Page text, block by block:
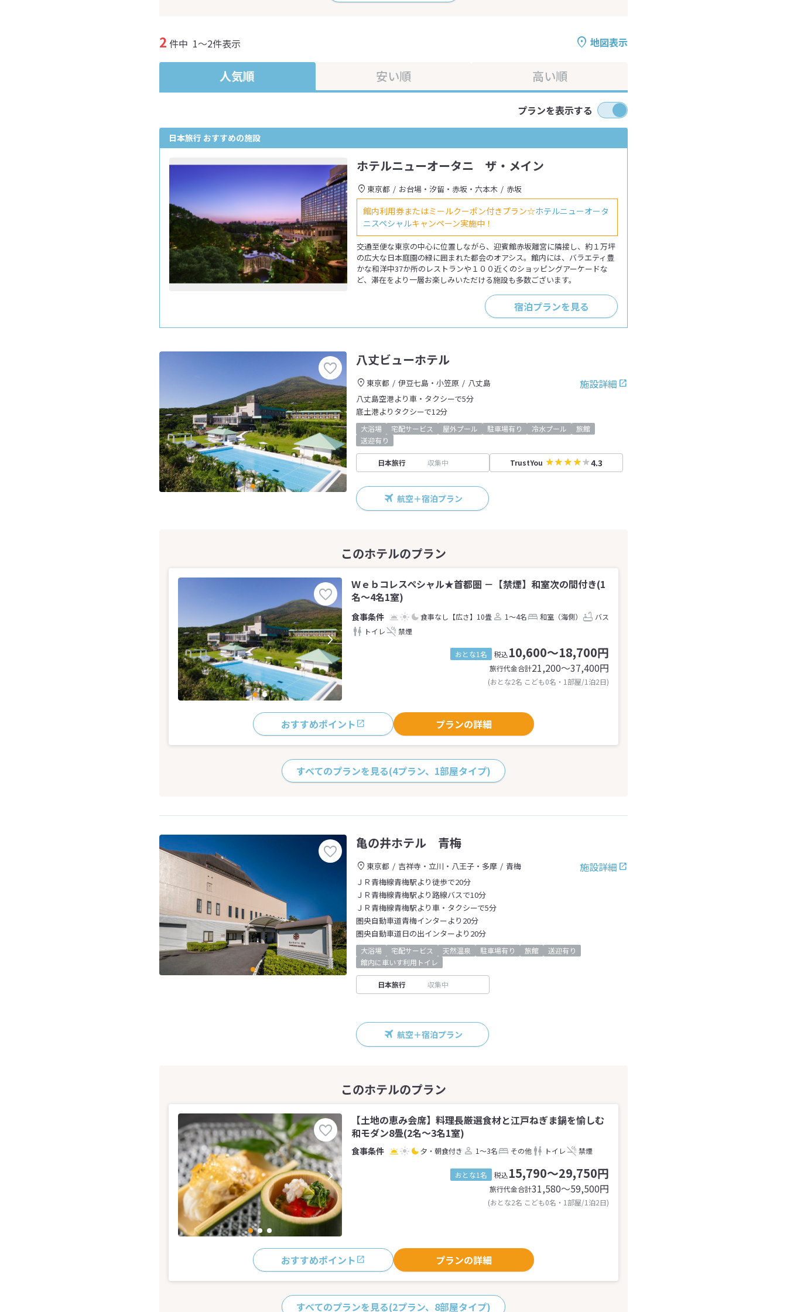
地図表示
2 件中 1～2件表示
人気順 安い順 高い順
プランを表示する
日本旅行 おすすめの施設
ホテルニューオータニ ザ・メイン
東京都 お台場・汐留・赤坂・六本木 赤坂
館内利用券またはミールクーポン付きプラン☆ホテルニューオータ
ニスペシャルキャンペーン実施中！
交通至便な東京の中心に位置しながら、迎賓館赤坂離宮に隣接し、約１万坪
の広大な日本庭園の緑に囲まれた都会のオアシス。館内には、バラエティ豊
かな和洋中37か所のレストランや１００近くのショッピングアーケードな
ど、滞在をより一層お楽しみいただける施設も多数ございます。
宿泊プランを見る
八丈ビューホテル
施設詳細
東京都 伊豆七島・小笠原
八丈島
八丈島空港より車・タクシーで5分
底土港よりタクシーで12分
大浴場 宅配サービス 屋外プール 駐車場有り 冷水プール
旅館
送迎有り
日本旅行 収集中 TrustYou 4.3
航空＋宿泊プラン
Ｗｅｂコレスペシャル★首都圏 －【禁煙】和室次の間付き(1
名～4名1室)
食事なし 【広さ】10畳 1～4名 和室（海側）
バス
トイレ
禁煙
おとな1名 税込10,600～18,700円
旅行代金合計21,200〜37,400円
(おとな2名 こども0名・1部屋/1泊2日)
おすすめポイント プランの詳細
すべてのプランを見る(4プラン、1部屋タイプ)
亀の井ホテル 青梅
施設詳細
東京都 吉祥寺・立川・八王子・多摩
青梅
ＪＲ青梅線青梅駅より徒歩で20分
ＪＲ青梅線青梅駅より路線バスで10分
ＪＲ青梅線青梅駅より車・タクシーで5分
圏央自動車道青梅インターより20分
圏央自動車道日の出インターより20分
大浴場 宅配サービス 天然温泉 駐車場有り 旅館
送迎有り
館内に車いす利用トイレ
日本旅行 収集中
航空＋宿泊プラン
【土地の恵み会席】料理長厳選食材と江戸ねぎま鍋を愉しむ
和モダン8畳(2名～3名1室)
夕・朝食付き 1～3名 その他 トイレ 禁煙
おとな1名 税込15,790～29,750円
旅行代金合計31,580〜59,500円
(おとな2名 こども0名・1部屋/1泊2日)
おすすめポイント プランの詳細
すべてのプランを見る(2プラン、8部屋タイプ)